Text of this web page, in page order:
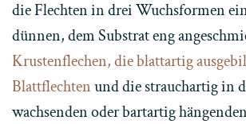
die Flechten in drei Wuchsformen
dünnen, dem Substrat eng
Krustenflechen, die blattartig
Blattflechtenund die strauchartig in
wachsenden oder bartartig hängenden